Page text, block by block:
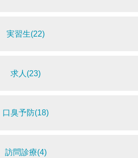
実習生(22)
求人(23)
口臭予防(18)
訪問診療(4)